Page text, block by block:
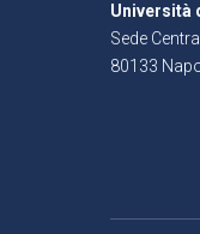
Università
Sede
80133